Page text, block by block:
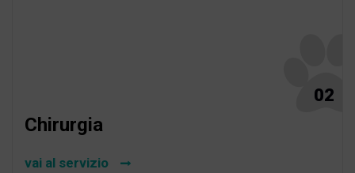
02
Chirurgia
vai al servizio